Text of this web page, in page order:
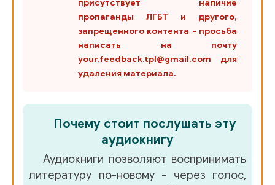
присутствует наличие
пропаганды ЛГБТ и другого,
запрещенного контента - просьба
написать на почту
your.feedback.tpl@gmail.com для
удаления материала.
Почему стоит послушать эту
аудиокнигу
Аудиокниги позволяют воспринимать
литературу по-новому - через голос,